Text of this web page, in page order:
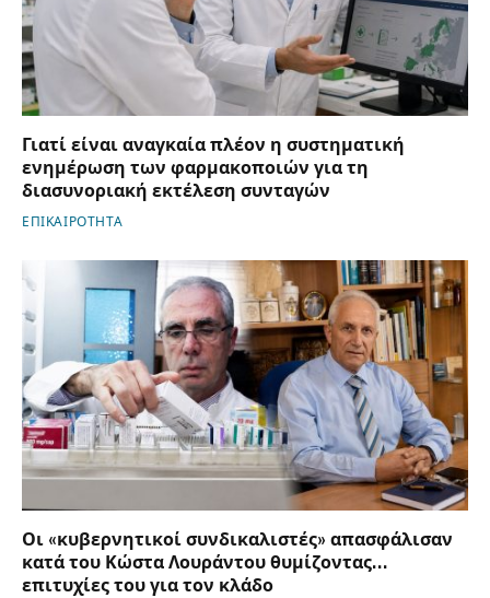
Γιατί είναι αναγκαία πλέον η συστηματική
ενημέρωση των φαρμακοποιών για τη
διασυνοριακή εκτέλεση συνταγών
ΕΠΙΚΑΙΡΟΤΗΤΑ
Οι «κυβερνητικοί συνδικαλιστές» απασφάλισαν
κατά του Κώστα Λουράντου θυμίζοντας…
επιτυχίες του για τον κλάδο